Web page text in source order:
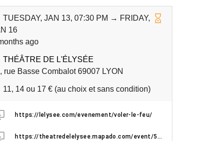
TUESDAY, JAN 13, 07:30 PM → FRIDAY,
16
ago
THÉÂTRE DE L'ÉLYSÉE
rue Basse Combalot 69007 LYON
11, 14 ou 17 € (au choix et sans condition)
https://lelysee.com/evenement/voler-le-feu/
https://theatredelelysee.mapado.com/event/589037-voler-le-feu